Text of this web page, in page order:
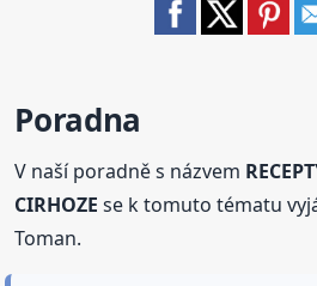
Poradna
V naší poradně s názvem
CIRHOZE se k tomuto tématu
Toman.